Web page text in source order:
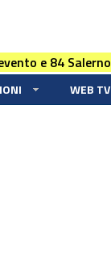
e 84 Salerno
WEB TV